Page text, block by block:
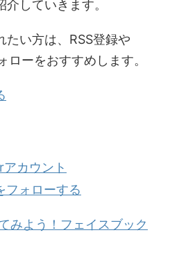
していきます。
たい方は、RSS登録や
ーをおすすめします。
カウント
フォローする
みよう！フェイスブック